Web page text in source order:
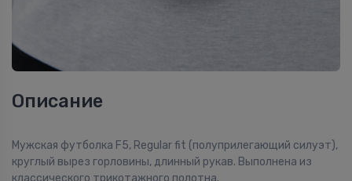
Описание
Мужская футболка F5, Regular fit (полуприлегающий силуэт),
круглый вырез горловины, длинный рукав. Выполнена из